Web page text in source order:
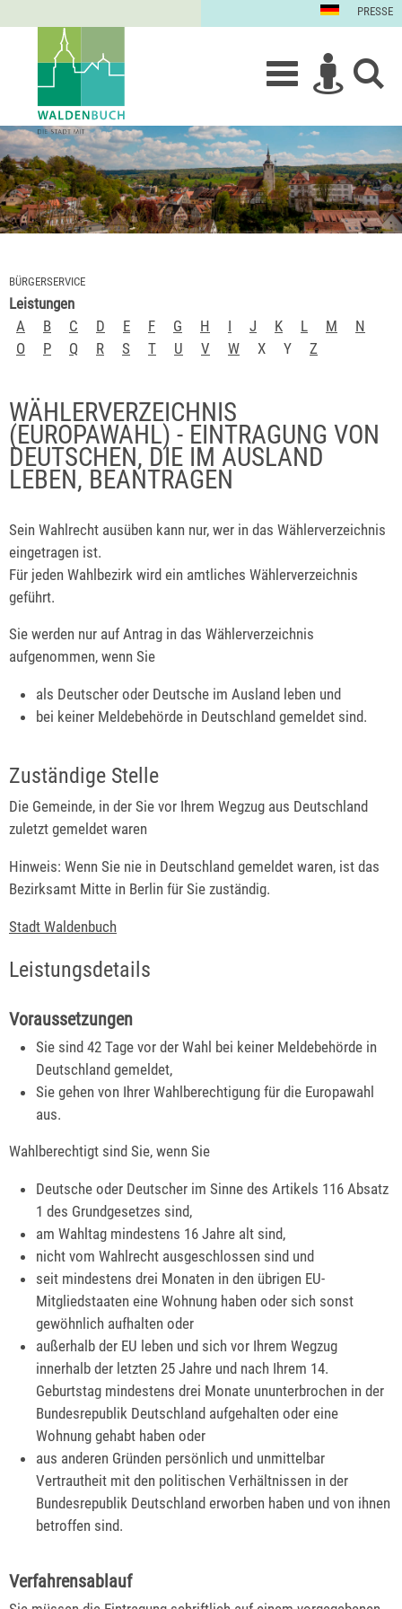
PRESSE
BÜRGERSERVICE
Leistungen
A
B C D E F G H I J K L M
N
O
P Q R S T U V W X Y Z
WÄHLERVERZEICHNIS
(EUROPAWAHL) - EINTRAGUNG VON
DEUTSCHEN, DIE IM AUSLAND
LEBEN, BEANTRAGEN
Sein Wahlrecht ausüben kann nur, wer in das Wählerverzeichnis
eingetragen ist.
Für jeden Wahlbezirk wird ein amtliches Wählerverzeichnis
geführt.
Sie werden nur auf Antrag in das Wählerverzeichnis
aufgenommen, wenn Sie
als Deutscher oder Deutsche im Ausland leben und
bei keiner Meldebehörde in Deutschland gemeldet sind.
Zuständige Stelle
Die Gemeinde, in der Sie vor Ihrem Wegzug aus Deutschland
zuletzt gemeldet waren
Hinweis: Wenn Sie nie in Deutschland gemeldet waren, ist das
Bezirksamt Mitte in Berlin für Sie zuständig.
Stadt Waldenbuch
Leistungsdetails
Voraussetzungen
Sie sind 42 Tage vor der Wahl bei keiner Meldebehörde in
Deutschland gemeldet,
Sie gehen von Ihrer Wahlberechtigung für die Europawahl
aus.
Wahlberechtigt sind Sie, wenn Sie
Deutsche oder Deutscher im Sinne des Artikels 116 Absatz
1 des Grundgesetzes sind,
am Wahltag mindestens 16 Jahre alt sind,
nicht vom Wahlrecht ausgeschlossen sind und
seit mindestens drei Monaten in den übrigen EU-
Mitgliedstaaten eine Wohnung haben oder sich sonst
gewöhnlich aufhalten oder
außerhalb der EU leben und sich vor Ihrem Wegzug
innerhalb der letzten 25 Jahre und nach Ihrem 14.
Geburtstag mindestens drei Monate ununterbrochen in der
Bundesrepublik Deutschland aufgehalten oder eine
Wohnung gehabt haben oder
aus anderen Gründen persönlich und unmittelbar
Vertrautheit mit den politischen Verhältnissen in der
Bundesrepublik Deutschland erworben haben und von ihnen
betroffen sind.
Verfahrensablauf